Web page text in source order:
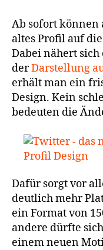
Ab sofort
altes Profil auf
Dabei nähert
derDarstellung
erhält man ein
Design. Kein
bedeuten die
Dafür sorgt vor
deutlich mehr
ein Format von
andere dürfte
einem neuen